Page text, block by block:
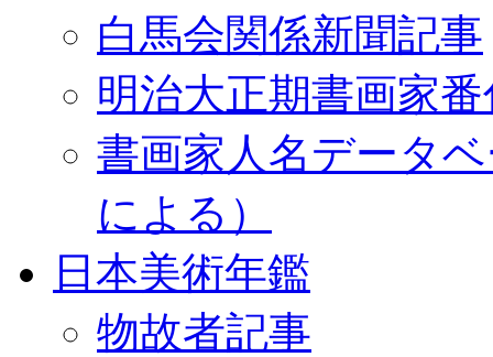
白馬会関係新聞記事
明治大正期書画家
書画家人名データ
による）
日本美術年鑑
物故者記事